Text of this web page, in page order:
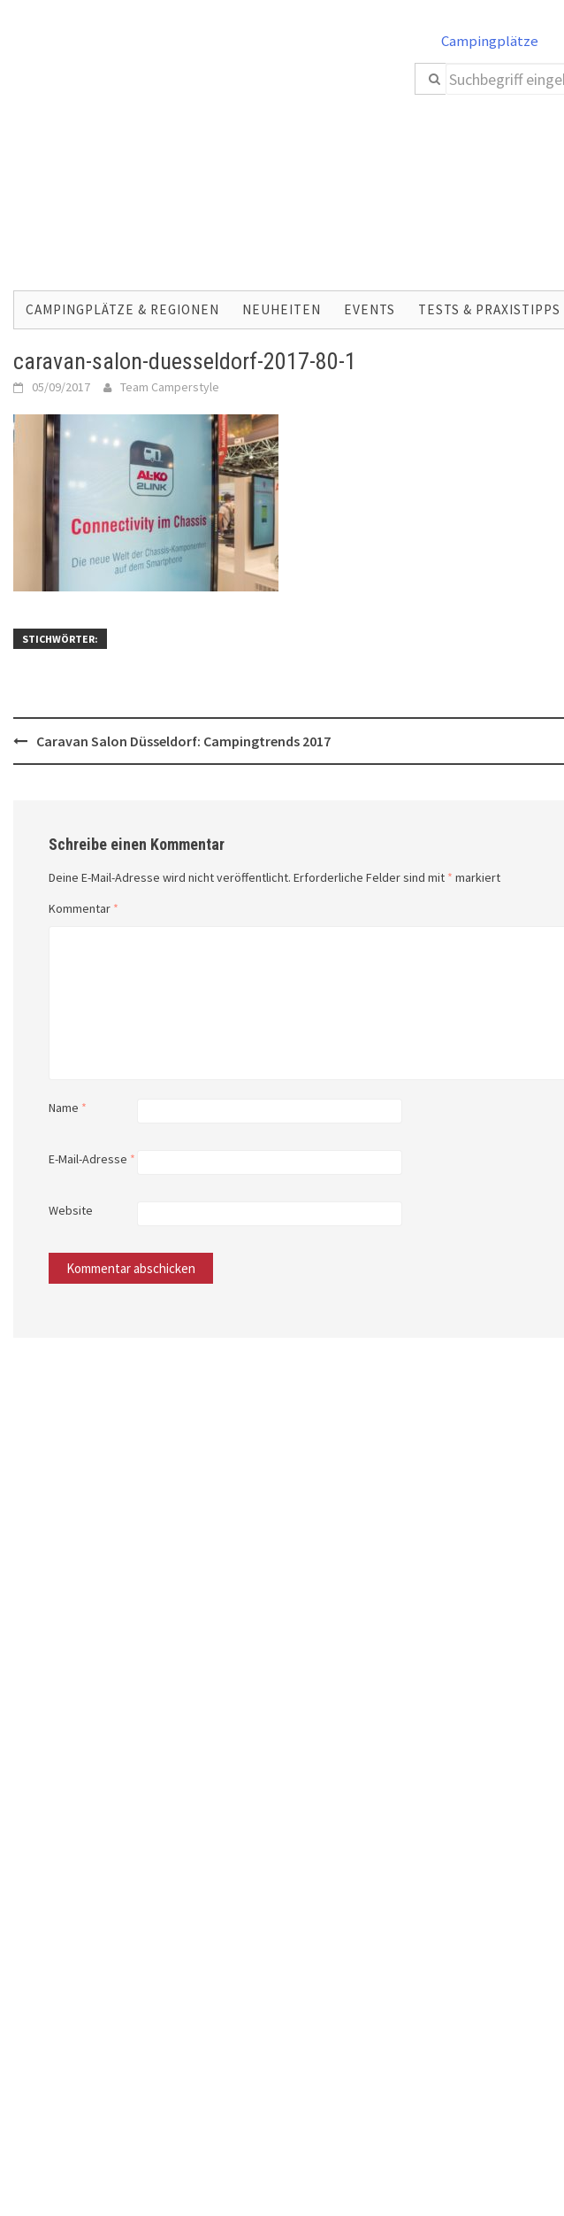
Campingplätze
contentCAMPINGPLÄTZE & REGIONEN NEUHEITEN EVENTS TESTS & PRAXISTIPPS
caravan-salon-duesseldorf-2017-80-1
05/09/2017 Team Camperstyle
STICHWÖRTER:
Post
navigation
Caravan Salon Düsseldorf: Campingtrends 2017
Schreibe einen Kommentar
Deine E-Mail-Adresse wird nicht veröffentlicht. Erforderliche Felder sind mit * markiert
Kommentar *
Name *
E-Mail-Adresse *
Website